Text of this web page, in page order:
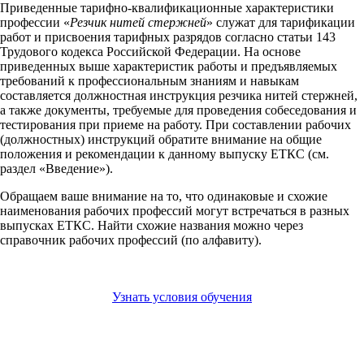
Приведенные тарифно-квалификационные характеристики
профессии «Резчик нитей стержней» служат для тарификации
работ и присвоения тарифных разрядов согласно статьи 143
Трудового кодекса Российской Федерации. На основе
приведенных выше характеристик работы и предъявляемых
требований к профессиональным знаниям и навыкам
составляется должностная инструкция резчика нитей стержней,
а также документы, требуемые для проведения собеседования и
тестирования при приеме на работу. При составлении рабочих
(должностных) инструкций обратите внимание на общие
положения и рекомендации к данному выпуску ЕТКС (см.
раздел «Введение»).
Обращаем ваше внимание на то, что одинаковые и схожие
наименования рабочих профессий могут встречаться в разных
выпусках ЕТКС. Найти схожие названия можно через
справочник рабочих профессий (по алфавиту).
Узнать условия обучения